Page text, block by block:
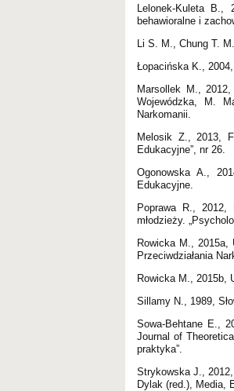
Lelonek-Kuleta
behawioralne i
Li S. M., Chung T.
Łopacińska K.,
Marsollek M.,
Wojewódzka, M.
Narkomanii.
Melosik Z., 2013,
Edukacyjne”, nr 26.
Ogonowska A.,
Edukacyjne.
Poprawa R., 2012,
młodzieży.
Rowicka M., 2015a,
Przeciwdziałania
Rowicka M., 2015b,
Sillamy N., 1989,
Sowa-Behtane E.,
Journal of
praktyka”.
Strykowska J.,
Dylak (red.), Media,